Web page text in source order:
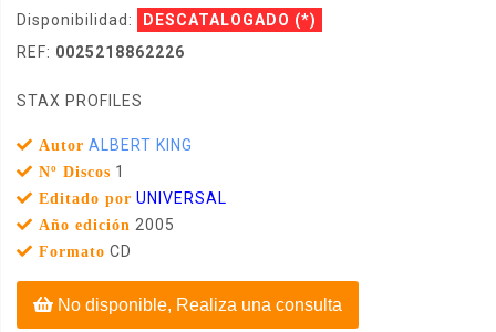
Disponibilidad: DESCATALOGADO (*)
REF: 0025218862226
STAX PROFILES
Autor ALBERT KING
Nº Discos 1
Editado por UNIVERSAL
Año edición 2005
Formato CD
No disponible, Realiza una consulta